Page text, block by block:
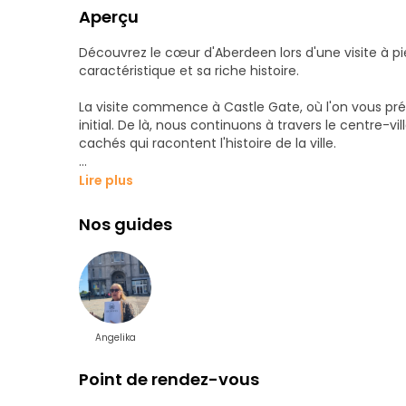
Aperçu
Découvrez le cœur d'Aberdeen lors d'une visite à
caractéristique et sa riche histoire.
La visite commence à Castle Gate, où l'on vous
initial. De là, nous continuons à travers le centre-
cachés qui racontent l'histoire de la ville.
Nous passerons devant le Marischal College, l'un
Skene's House, l'une des plus anciennes maisons
La visite inclut également St Nicholas Kirk, située
religieuse et sociale se rejoignent en un seul lieu.
Tout au long de la promenade, vous entendrez
médiévale à une ville côtière moderne, ainsi que
vie quotidienne.
Il s'agit d'une visite à pied facile axée sur le
Lire plus
Nos guides
Angelika
Point de rendez-vous